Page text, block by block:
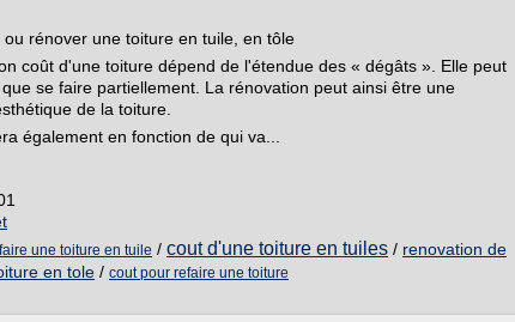
rénover une toiture en tuile, en tôle
coût d'une toiture dépend de l'étendue des « dégâts ». Elle peut
se faire partiellement. La rénovation peut ainsi être une
de la toiture.
également en fonction de qui va...
une toiture en tuile / cout d'une toiture en tuiles / renovation de
en tole / cout pour refaire une toiture